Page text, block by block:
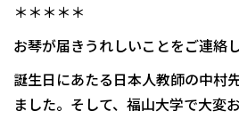
＊＊＊＊＊
お琴が届きうれしいことをご連絡し
誕生日にあたる日本人教師の中村
ました。そして、福山大学で大変